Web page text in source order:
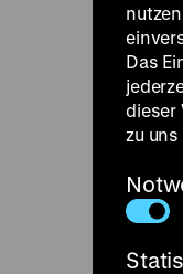
Das
dieser
zu uns